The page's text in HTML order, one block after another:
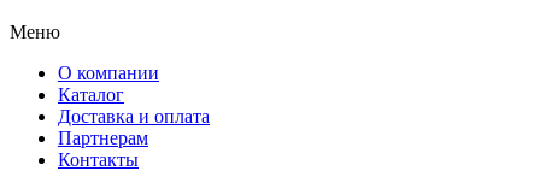
Меню
О компании
Каталог
Доставка и оплата
Партнерам
Контакты